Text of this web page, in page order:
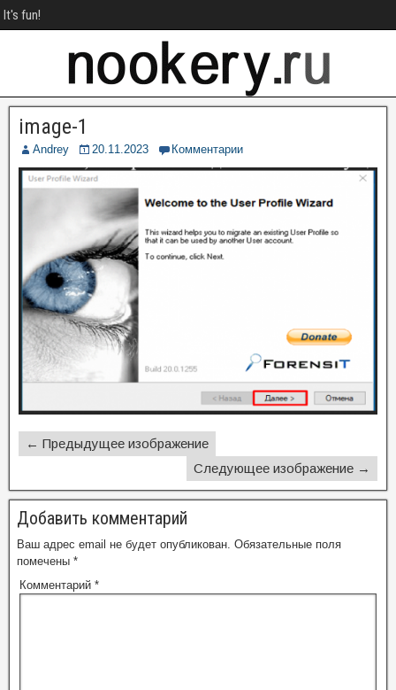
It's fun!
image-1
Andrey 20.11.2023 Комментарии
← Предыдущее изображение
Следующее изображение →
Добавить комментарий
Ваш адрес email не будет опубликован. Обязательные поля
помечены *
Комментарий *